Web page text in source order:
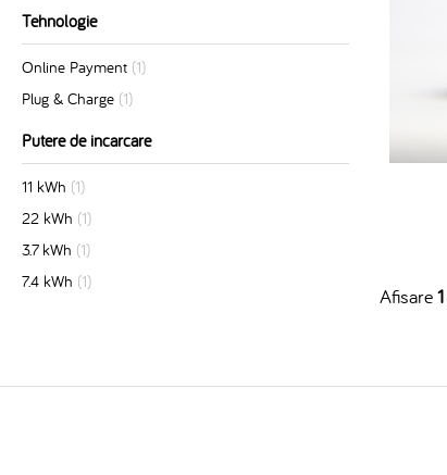
Tehnologie
Online Payment (1)
Plug & Charge (1)
Putere de incarcare
11 kWh (1)
22 kWh (1)
3.7 kWh (1)
7.4 kWh (1)
Afisare